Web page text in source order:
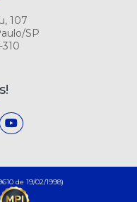
107
SP
de 19/02/1998)